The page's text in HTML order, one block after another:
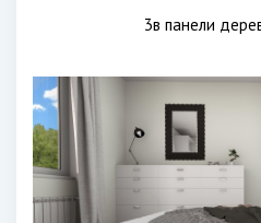
3в панели